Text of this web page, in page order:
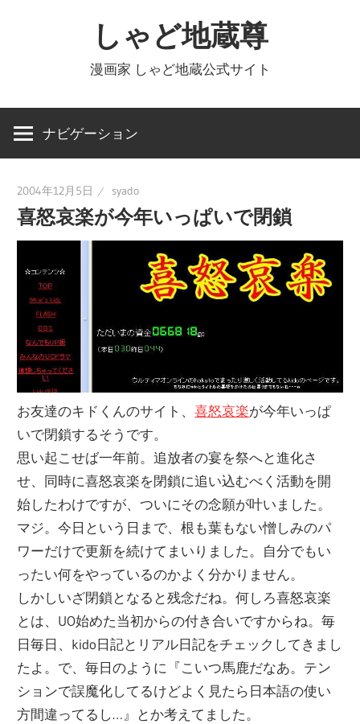
ツ
しゃど地蔵尊
漫画家 しゃど地蔵公式サイト
ナビゲーション
2004年12月5日 syado
喜怒哀楽が今年いっぱいで閉鎖
お友達のキドくんのサイト、喜怒哀楽が今年いっぱ
いで閉鎖するそうです。
思い起こせば一年前。追放者の宴を祭へと進化さ
せ、同時に喜怒哀楽を閉鎖に追い込むべく活動を開
始したわけですが、ついにその念願が叶いました。
マジ。今日という日まで、根も葉もない憎しみのパ
ワーだけで更新を続けてまいりました。自分でもい
ったい何をやっているのかよく分かりません。
しかしいざ閉鎖となると残念だね。何しろ喜怒哀楽
とは、UO始めた当初からの付き合いですからね。毎
日毎日、kido日記とリアル日記をチェックしてきまし
たよ。で、毎日のように『こいつ馬鹿だなあ。テン
ションで誤魔化してるけどよく見たら日本語の使い
方間違ってるし…』とか考えてました。